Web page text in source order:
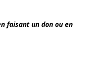
faisant un don ou en